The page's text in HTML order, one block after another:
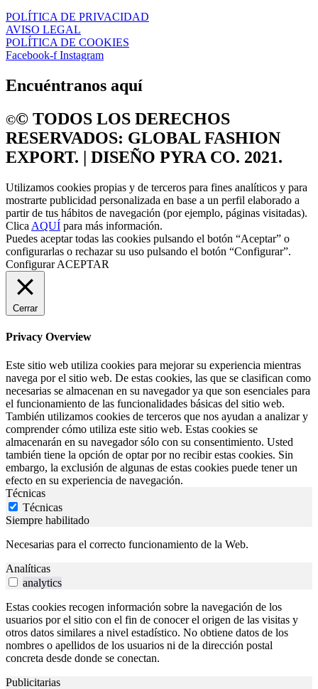
POLÍTICA DE PRIVACIDAD
AVISO LEGAL
POLÍTICA DE COOKIES
Facebook-f Instagram
Encuéntranos aquí
©️©️ TODOS LOS DERECHOS
RESERVADOS: GLOBAL FASHION
EXPORT. | DISEÑO PYRA CO. 2021.
Utilizamos cookies propias y de terceros para fines analíticos y para
mostrarte publicidad personalizada en base a un perfil elaborado a
partir de tus hábitos de navegación (por ejemplo, páginas visitadas).
Clica AQUÍ para más información.
Puedes aceptar todas las cookies pulsando el botón “Aceptar” o
configurarlas o rechazar su uso pulsando el botón “Configurar”.
Configurar ACEPTAR
Cerrar
Privacy Overview
Este sitio web utiliza cookies para mejorar su experiencia mientras
navega por el sitio web. De estas cookies, las que se clasifican como
necesarias se almacenan en su navegador ya que son esenciales para
el funcionamiento de las funcionalidades básicas del sitio web.
También utilizamos cookies de terceros que nos ayudan a analizar y
comprender cómo utiliza este sitio web. Estas cookies se
almacenarán en su navegador sólo con su consentimiento. Usted
también tiene la opción de optar por no recibir estas cookies. Sin
embargo, la exclusión de algunas de estas cookies puede tener un
efecto en su experiencia de navegación.
Técnicas
Técnicas
Siempre habilitado
Necesarias para el correcto funcionamiento de la Web.
Analíticas
analytics
Estas cookies recogen información sobre la navegación de los
usuarios por el sitio con el fin de conocer el origen de las visitas y
otros datos similares a nivel estadístico. No obtiene datos de los
nombres o apellidos de los usuarios ni de la dirección postal
concreta desde donde se conectan.
Publicitarias